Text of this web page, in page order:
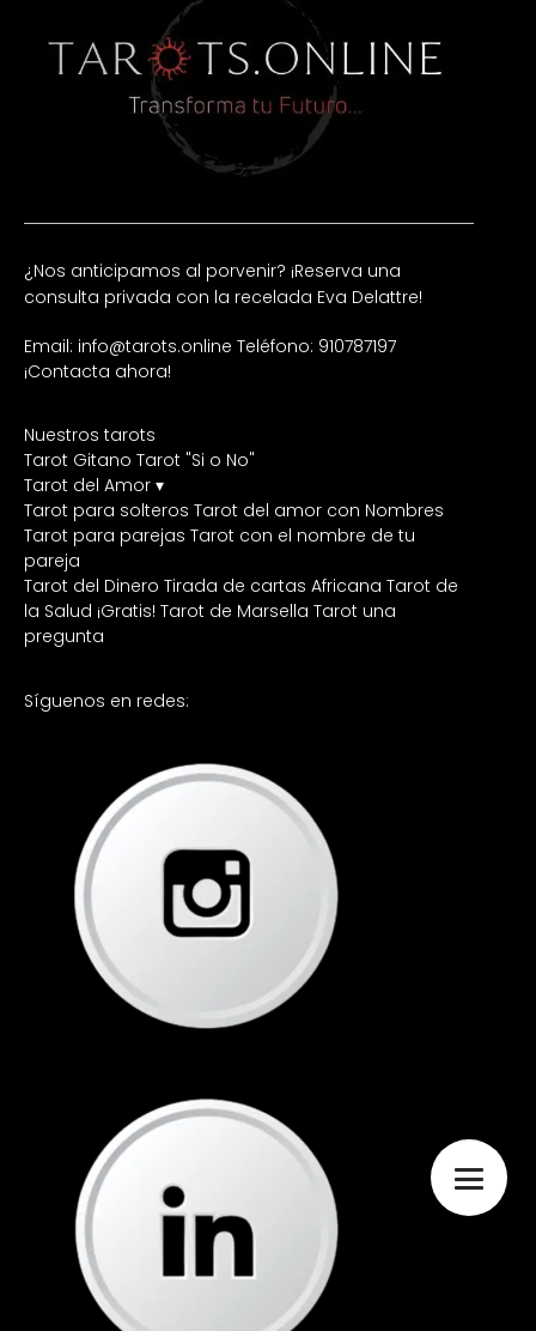
¿Nos anticipamos al porvenir? ¡Reserva una
consulta privada con la recelada Eva Delattre!
Email: info@tarots.online Teléfono: 910787197
¡Contacta ahora!
Nuestros tarots
Tarot Gitano Tarot "Si o No"
Tarot del Amor ▾
Tarot para solteros Tarot del amor con Nombres
Tarot para parejas Tarot con el nombre de tu
pareja
Tarot del Dinero Tirada de cartas Africana Tarot de
la Salud ¡Gratis! Tarot de Marsella Tarot una
pregunta
Síguenos en redes: